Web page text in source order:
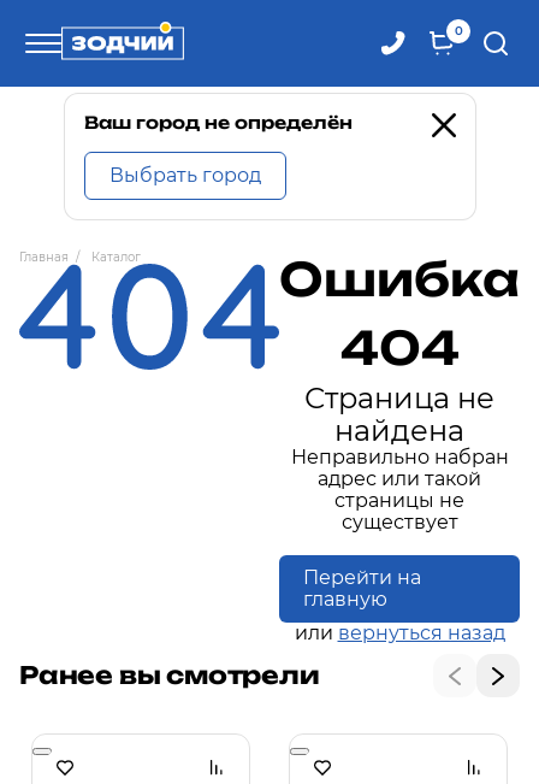
0
Телефоны
8 800 100-71-71
8 (4242) 30-00-27
8 (4242) 30-00-72
Ваш город не определён
Выбрать город
Главная / Каталог
Ошибка
404
Страница не
найдена
Неправильно набран
адрес или такой
страницы не
существует
Перейти на
главную
или вернуться назад
Ранее вы смотрели